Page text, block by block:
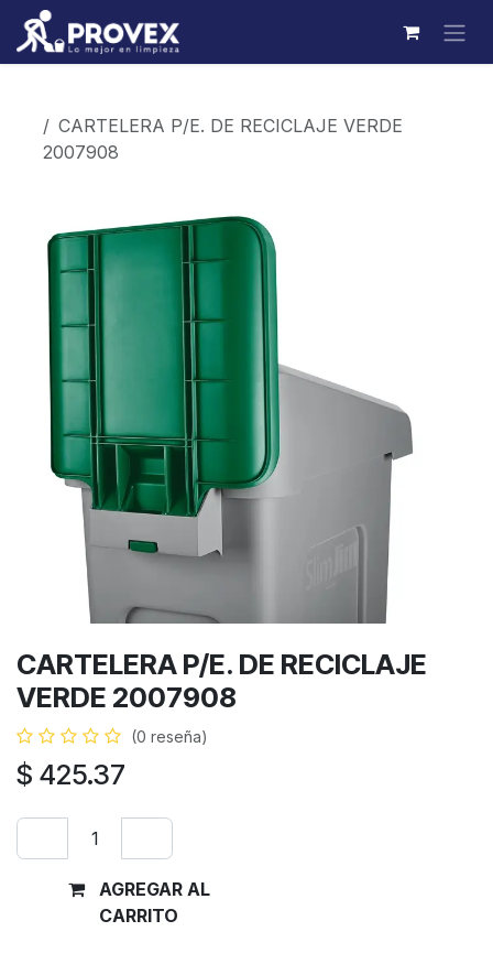
Ir al contenido
CARTELERA P/E. DE RECICLAJE VERDE
2007908
CARTELERA P/E. DE RECICLAJE
VERDE 2007908
(0 reseña)
$ 425.37
AGREGAR AL
CARRITO